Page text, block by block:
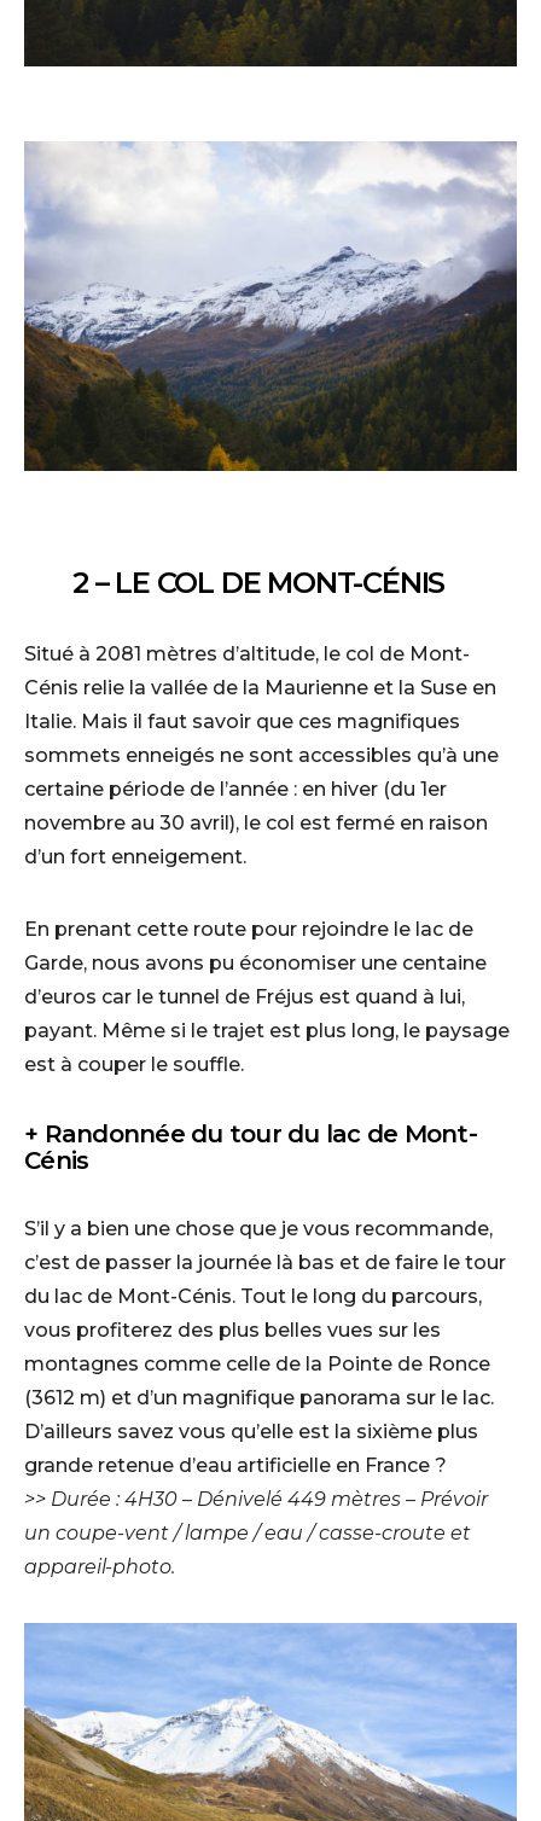
2 – LE COL DE MONT-CÉNIS
Situé à 2081 mètres d’altitude, le col de Mont-
Cénis relie la vallée de la Maurienne et la Suse en
Italie. Mais il faut savoir que ces magnifiques
sommets enneigés ne sont accessibles qu’à une
certaine période de l’année : en hiver (du 1er
novembre au 30 avril), le col est fermé en raison
d’un fort enneigement.
En prenant cette route pour rejoindre le lac de
Garde, nous avons pu économiser une centaine
d’euros car le tunnel de Fréjus est quand à lui,
payant. Même si le trajet est plus long, le paysage
est à couper le souffle.
+ Randonnée du tour du lac de Mont-
Cénis
S’il y a bien une chose que je vous recommande,
c’est de passer la journée là bas et de faire le tour
du lac de Mont-Cénis. Tout le long du parcours,
vous profiterez des plus belles vues sur les
montagnes comme celle de la Pointe de Ronce
(3612 m) et d’un magnifique panorama sur le lac.
D’ailleurs savez vous qu’elle est la sixième plus
grande retenue d’eau artificielle en France ?
>> Durée : 4H30 – Dénivelé 449 mètres – Prévoir
un coupe-vent / lampe / eau / casse-croute et
appareil-photo.